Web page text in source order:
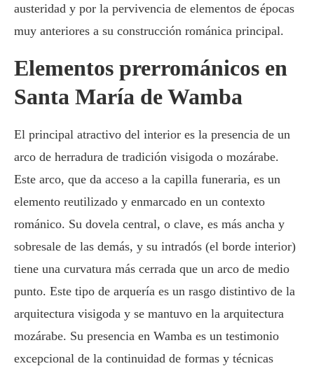
austeridad y por la pervivencia de elementos de épocas
muy anteriores a su construcción románica principal.
Elementos prerrománicos en
Santa María de Wamba
El principal atractivo del interior es la presencia de un
arco de herradura de tradición visigoda o mozárabe.
Este arco, que da acceso a la capilla funeraria, es un
elemento reutilizado y enmarcado en un contexto
románico. Su dovela central, o clave, es más ancha y
sobresale de las demás, y su intradós (el borde interior)
tiene una curvatura más cerrada que un arco de medio
punto. Este tipo de arquería es un rasgo distintivo de la
arquitectura visigoda y se mantuvo en la arquitectura
mozárabe. Su presencia en Wamba es un testimonio
excepcional de la continuidad de formas y técnicas